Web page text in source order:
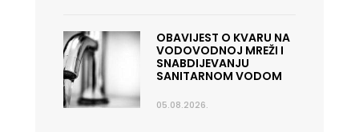
OBAVIJEST O KVARU NA
VODOVODNOJ MREŽI I
SNABDIJEVANJU
SANITARNOM VODOM
05.08.2026.